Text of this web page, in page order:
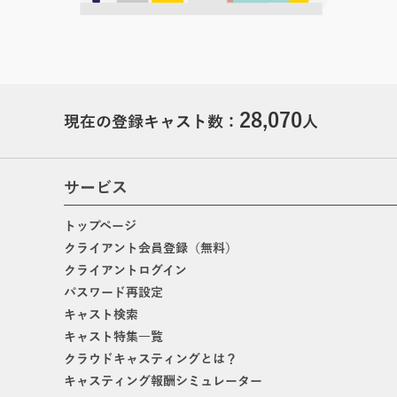
現在の登録キャスト数： 28,070人
サービス
トップページ
クライアント会員登録（無料）
クライアントログイン
パスワード再設定
キャスト検索
キャスト特集一覧
クラウドキャスティングとは？
キャスティング報酬シミュレーター